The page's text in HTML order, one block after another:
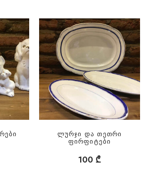
ლურჯი და თეთრი
ფირფიტები
100 ₾